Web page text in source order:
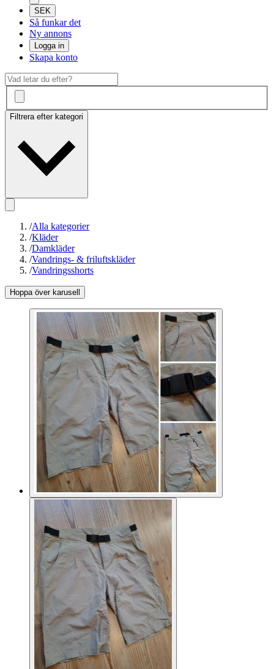
SEK
Så funkar det
Ny annons
Logga in
Skapa konto
Filtrera efter kategori
/Alla kategorier
/Kläder
/Damkläder
/Vandrings- & friluftskläder
/Vandringsshorts
Hoppa över karusell